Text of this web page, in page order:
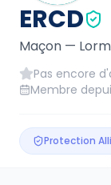
ERCD
Maçon —
Pas encore
Membre
Protection